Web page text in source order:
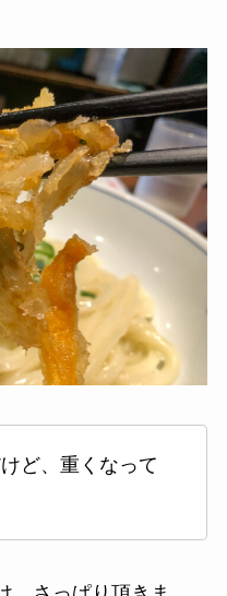
ど、重くなって